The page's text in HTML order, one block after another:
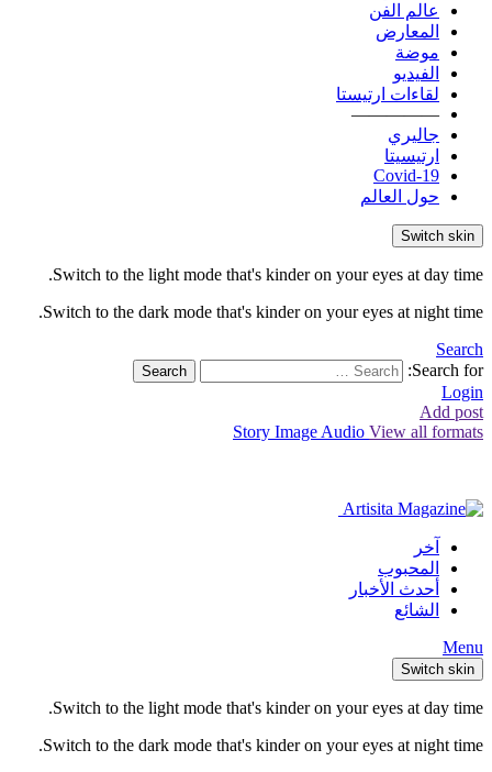
عالم الفن
المعارض
موضة
الفيديو
لقاءات ارتيستا
—————
جاليري
ارتيسيتا
Covid-19
حول العالم
Switch skin
Switch to the light mode that's kinder on your eyes at day time.
Switch to the dark mode that's kinder on your eyes at night time.
Search
Search for:
Search
Login
Add post
Story Image Audio View all formats
آخر
المحبوب
أحدث الأخبار
الشائع
Menu
Switch skin
Switch to the light mode that's kinder on your eyes at day time.
Switch to the dark mode that's kinder on your eyes at night time.